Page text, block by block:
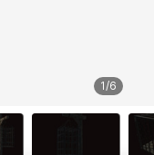
1/6